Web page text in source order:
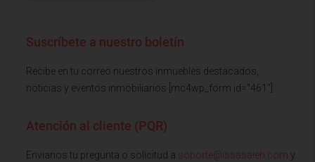
Suscríbete a nuestro boletín
Recibe en tu correo nuestros inmuebles destacados,
noticias y eventos inmobiliarios [mc4wp_form id="461"]
Atención al cliente (PQR)
Envianos tu pregunta o solicitud a soporte@issasaieh.com y